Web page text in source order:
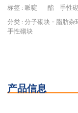
标签 : 哌啶 酯
手性
分类 : 分子砌块 - 脂肪杂
手性砌块
产品信息